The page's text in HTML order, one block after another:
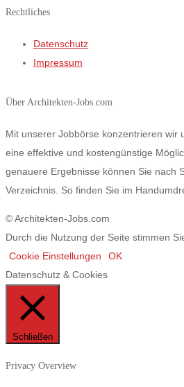
Rechtliches
Datenschutz­
Impressum
Über Architekten-Jobs.com
Mit unserer Jobbörse konzentrieren wir
eine effektive und kostengünstige
genauere Ergebnisse können Sie nach
Verzeichnis. So finden Sie im
© Architekten-Jobs.com
Durch die Nutzung der Seite stimmen
Cookie Einstellungen
OK
Datenschutz & Cookies
Schließen
Privacy Overview